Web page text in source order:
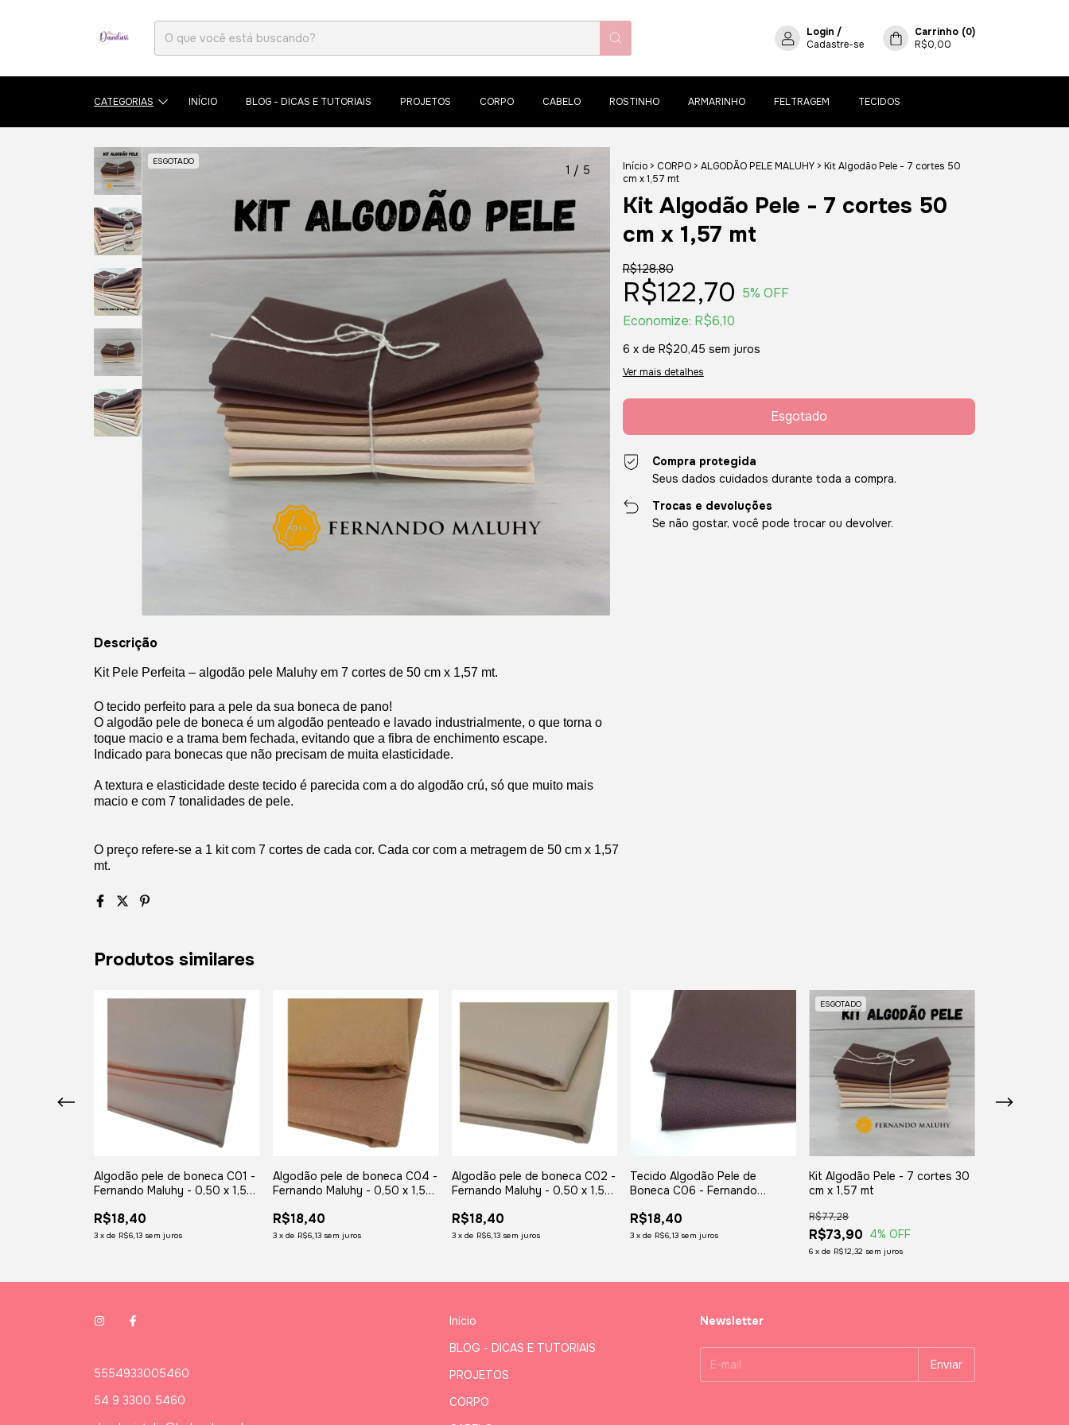
Login /
Cadastre-se
Carrinho (0)
R$0,00
CATEGORIAS INÍCIO BLOG - DICAS E TUTORIAIS PROJETOS CORPO CABELO ROSTINHO ARMARINHO FELTRAGEM TECIDOS
ESGOTADO
1 / 5 Início > CORPO > ALGODÃO PELE MALUHY > Kit Algodão Pele - 7 cortes 50
cm x 1,57 mt
Kit Algodão Pele - 7 cortes 50
cm x 1,57 mt
R$128,80
R$122,70 5% OFF
Economize: R$6,10
6 x de R$20,45 sem juros
Ver mais detalhes
Compra protegida
Seus dados cuidados durante toda a compra.
Trocas e devoluções
Se não gostar, você pode trocar ou devolver.
Descrição
Kit Pele Perfeita – algodão pele Maluhy em 7 cortes de 50 cm x 1,57 mt.
O tecido perfeito para a pele da sua boneca de pano!
O algodão pele de boneca é um algodão penteado e lavado industrialmente, o que torna o
toque macio e a trama bem fechada, evitando que a fibra de enchimento escape.
Indicado para bonecas que não precisam de muita elasticidade.
A textura e elasticidade deste tecido é parecida com a do algodão crú, só que muito mais
macio e com 7 tonalidades de pele.
O preço refere-se a 1 kit com 7 cortes de cada cor. Cada cor com a metragem de 50 cm x 1,57
mt.
Produtos similares
Algodão pele de boneca C01 -
Fernando Maluhy - 0,50 x 1,50
R$18,40
3 x de R$6,13 sem juros
Algodão pele de boneca C04 -
Fernando Maluhy - 0,50 x 1,50
R$18,40
3 x de R$6,13 sem juros
Algodão pele de boneca C02 -
Fernando Maluhy - 0,50 x 1,50
R$18,40
3 x de R$6,13 sem juros
Tecido Algodão Pele de
Boneca C06 - Fernando
R$18,40
3 xde R$6,13 sem juros
ESGOTADO
Kit Algodão Pele - 7 cortes 30
cm x 1,57 mt
R$73,90
R$77,28
4% OFF
6 xde R$12,32 sem juros
5554933005460
54 9 3300 5460
Início
BLOG - DICAS E TUTORIAIS
PROJETOS
CORPO
Newsletter